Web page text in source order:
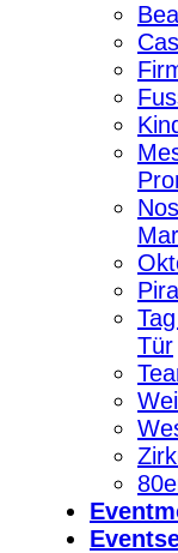
Tür